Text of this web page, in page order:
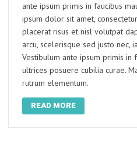
ante ipsum primis in faucibus
ipsum dolor sit amet,
placerat risus et nisl volutpat
arcu, scelerisque sed justo nec,
Vestibulum ante ipsum primis in
ultrices posuere cubilia curae.
rutrum elementum.
READ MORE